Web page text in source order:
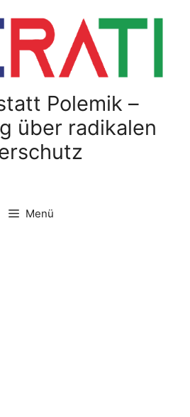
Polemik –
über radikalen
Menü